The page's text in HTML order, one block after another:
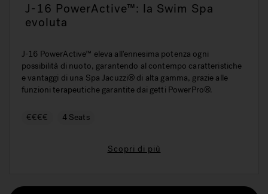
J-16 PowerActive™: la Swim Spa
evoluta
J-16 PowerActive™ eleva all'ennesima potenza ogni
possibilità di nuoto, garantendo al contempo caratteristiche
e vantaggi di una Spa Jacuzzi® di alta gamma, grazie alle
funzioni terapeutiche garantite dai getti PowerPro®.
€€€€ 4 Seats
Scopri di più